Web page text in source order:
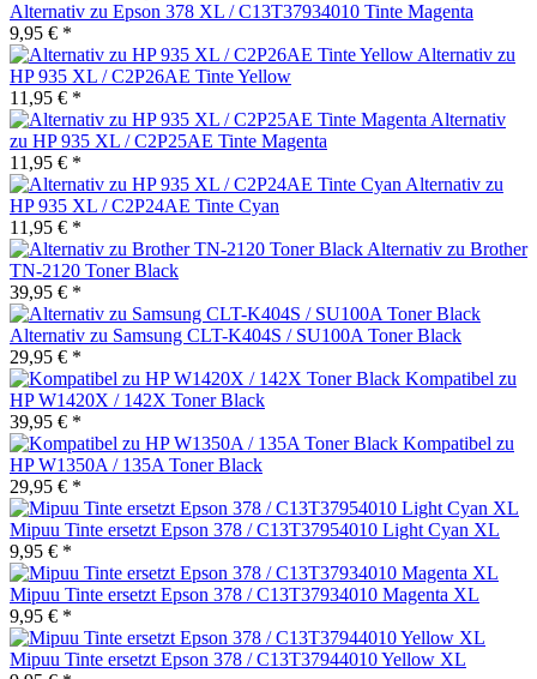
Alternativ zu Epson 378 XL / C13T37934010 Tinte Magenta
9,95 € *
Alternativ zu
HP 935 XL / C2P26AE Tinte Yellow
11,95 € *
Alternativ
zu HP 935 XL / C2P25AE Tinte Magenta
11,95 € *
Alternativ zu
HP 935 XL / C2P24AE Tinte Cyan
11,95 € *
Alternativ zu Brother
TN-2120 Toner Black
39,95 € *
Alternativ zu Samsung CLT-K404S / SU100A Toner Black
29,95 € *
Kompatibel zu
HP W1420X / 142X Toner Black
39,95 € *
Kompatibel zu
HP W1350A / 135A Toner Black
29,95 € *
Mipuu Tinte ersetzt Epson 378 / C13T37954010 Light Cyan XL
9,95 € *
Mipuu Tinte ersetzt Epson 378 / C13T37934010 Magenta XL
9,95 € *
Mipuu Tinte ersetzt Epson 378 / C13T37944010 Yellow XL